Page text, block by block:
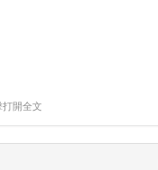
打開全文